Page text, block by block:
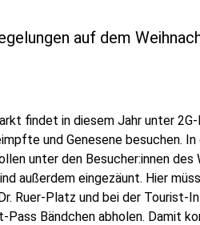
auf dem
findet in diesem Jahr unter
und Genesene besuchen.
unter den Besucher:innen des
außerdem eingezäunt. Hier
Ruer-Platz und bei der Tourist-
Pass Bändchen abholen. Damit